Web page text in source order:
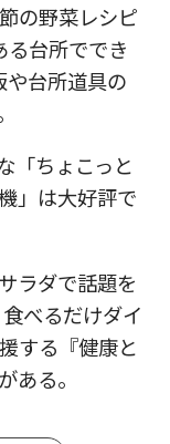
の野菜レシピ
る台所ででき
や台所道具の
「ちょこっと
」は大好評で
ラダで話題を
べるだけダイ
する『健康と
ある。